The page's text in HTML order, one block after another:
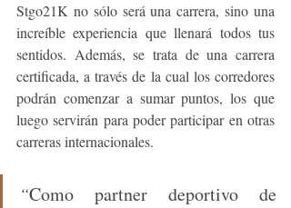
Stgo21K no sólo será una carrera, sino una
increíble experiencia que llenará todos tus
sentidos. Además, se trata de una carrera
certificada, a través de la cual los corredores
podrán comenzar a sumar puntos, los que
luego servirán para poder participar en otras
carreras internacionales.
“Como partner deportivo de